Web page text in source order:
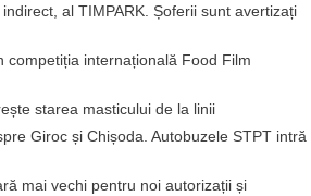
al TIMPARK. Șoferii sunt avertizați
competiția internațională Food Film
starea masticului de la linii
Giroc și Chișoda. Autobuzele STPT intră
mai vechi pentru noi autorizații și